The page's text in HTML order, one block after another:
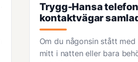
Trygg-Hansa
kontaktvägar
Om du någonsin stått
mitt i natten eller bara